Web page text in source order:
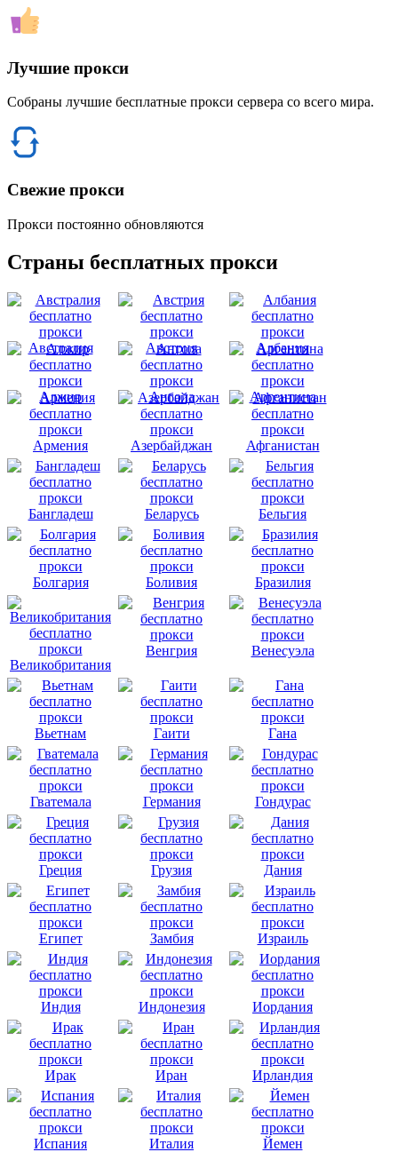
Лучшие прокси
Собраны лучшие бесплатные прокси сервера со всего мира.
Свежие прокси
Прокси постоянно обновляются
Страны бесплатных прокси
Австралия Австрия Албания
Алжир Ангола Аргентина
Армения Азербайджан Афганистан
Бангладеш Беларусь Бельгия
Болгария Боливия Бразилия
Великобритания
Венгрия Венесуэла
Вьетнам Гаити Гана
Гватемала Германия Гондурас
Греция Грузия Дания
Египет Замбия Израиль
Индия Индонезия Иордания
Ирак Иран Ирландия
Испания Италия Йемен